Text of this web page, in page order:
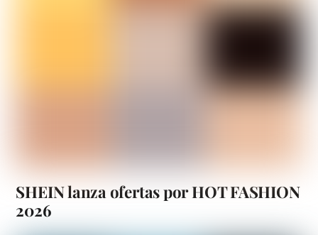
SHEIN lanza ofertas por HOT FASHION
2026